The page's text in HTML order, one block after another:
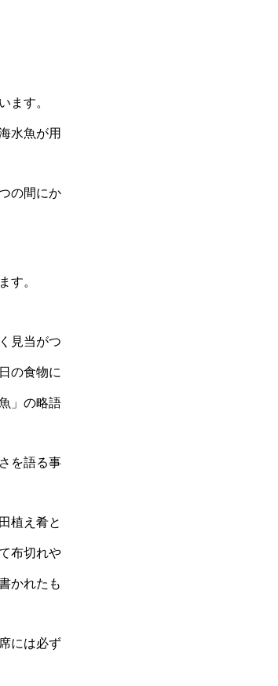
ます。
水魚が用
の間にか
す。
見当がつ
の食物に
」の略語
を語る事
植え肴と
布切れや
かれたも
には必ず